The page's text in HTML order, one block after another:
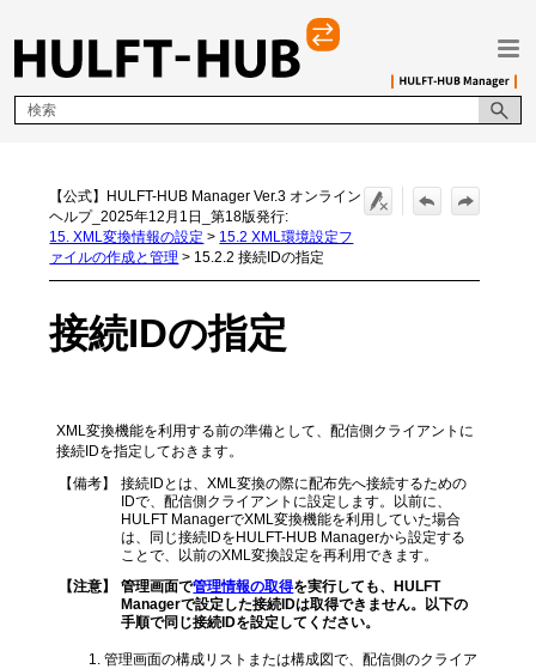
メイン コンテンツにスキップ
【公式】HULFT-HUB Manager Ver.3 オンライン
ヘルプ_2025年12月1日_第18版発行:
15. XML変換情報の設定 > 15.2 XML環境設定フ
ァイルの作成と管理 > 15.2.2 接続IDの指定
接続IDの指定
XML変換機能を利用する前の準備として、配信側クライアントに
接続IDを指定しておきます。
【備考】
接続IDとは、XML変換の際に配布先へ接続するための
IDで、配信側クライアントに設定します。以前に、
HULFT ManagerでXML変換機能を利用していた場合
は、同じ接続IDをHULFT-HUB Managerから設定する
ことで、以前のXML変換設定を再利用できます。
【注意】
管理画面で管理情報の取得を実行しても、HULFT
Managerで設定した接続IDは取得できません。以下の
手順で同じ接続IDを設定してください。
管理画面の構成リストまたは構成図で、配信側のクライア